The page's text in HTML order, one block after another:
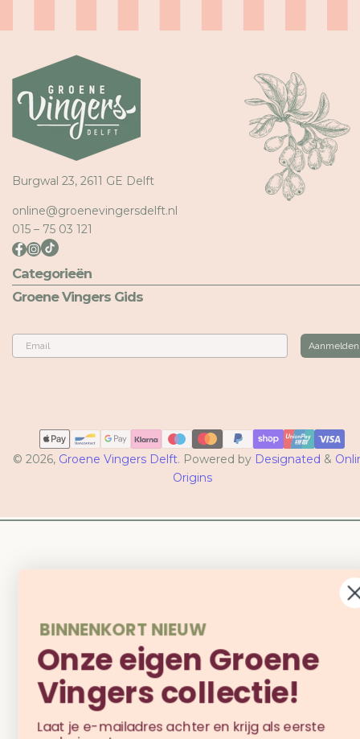
Burgwal 23, 2611 GE Delft
online@groenevingersdelft.nl
015 – 75 03 121
Categorieën
Groene Vingers Gids
Email
Aanmelden
© 2026, Groene Vingers Delft. Powered by Designated &
Origins
Betaalmethoden
BINNENKORT NIEUW
Onze eigen Groene
Vingers collectie!
Laat je e-mailadres achter en krijg als eerste